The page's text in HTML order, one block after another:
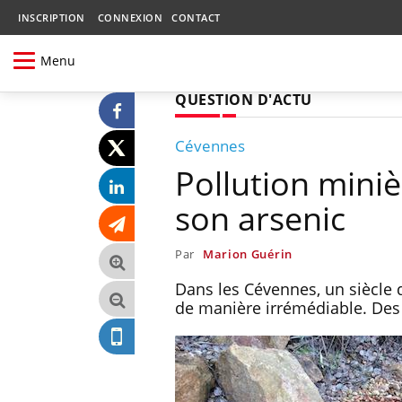
INSCRIPTION CONNEXION CONTACT
Menu
QUESTION D'ACTU
Cévennes
Pollution
son arsenic
Par Marion Guérin
Dans les Cévennes, un
de manière irrémédiable.